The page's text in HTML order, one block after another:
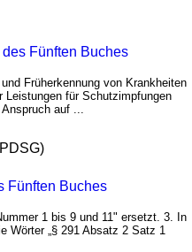
Fünften Buches
Früherkennung von Krankheiten
Leistungen für Schutzimpfungen
auf ...
Fünften Buches
1 bis 9 und 11" ersetzt. 3. In
Wörter „§ 291 Absatz 2 Satz 1